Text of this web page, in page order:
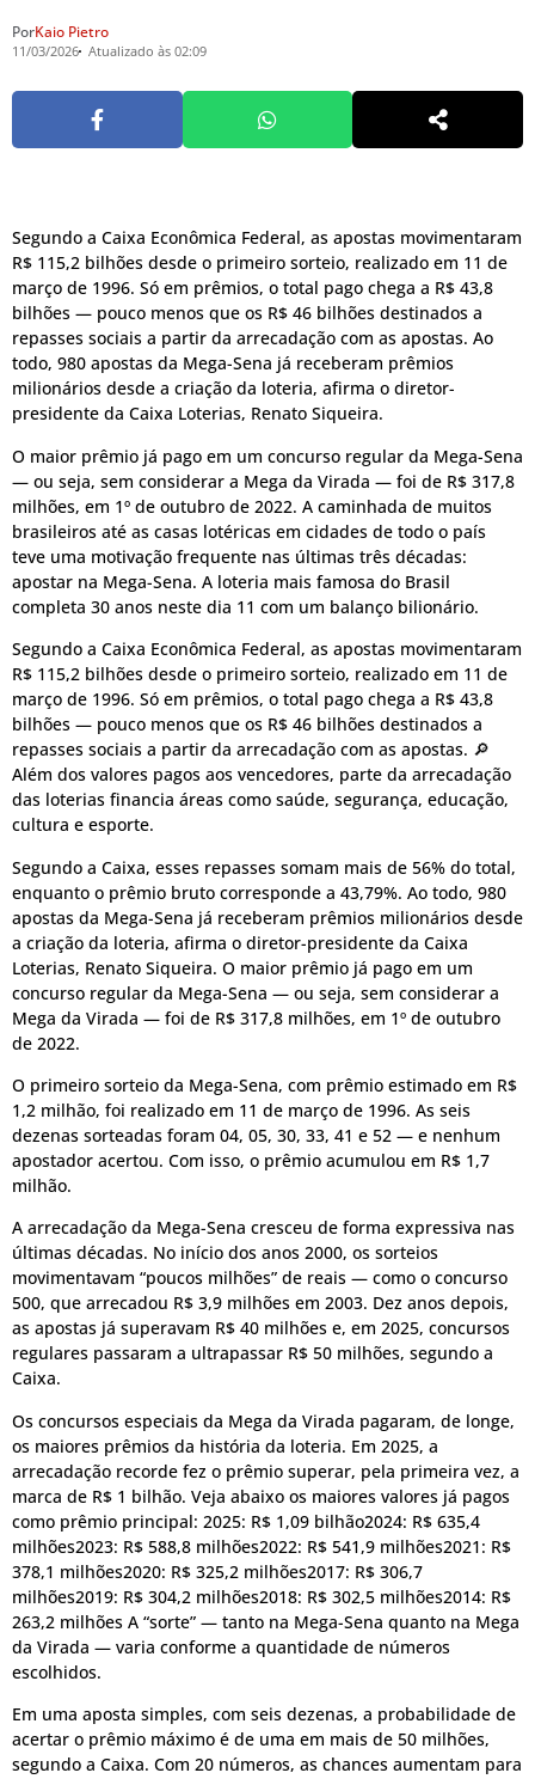
PorKaio Pietro
11/03/2026 Atualizado às 02:09
Segundo a Caixa Econômica Federal, as apostas movimentaram
R$ 115,2 bilhões desde o primeiro sorteio, realizado em 11 de
março de 1996. Só em prêmios, o total pago chega a R$ 43,8
bilhões — pouco menos que os R$ 46 bilhões destinados a
repasses sociais a partir da arrecadação com as apostas. Ao
todo, 980 apostas da Mega-Sena já receberam prêmios
milionários desde a criação da loteria, afirma o diretor-
presidente da Caixa Loterias, Renato Siqueira.
O maior prêmio já pago em um concurso regular da Mega-Sena
— ou seja, sem considerar a Mega da Virada — foi de R$ 317,8
milhões, em 1º de outubro de 2022. A caminhada de muitos
brasileiros até as casas lotéricas em cidades de todo o país
teve uma motivação frequente nas últimas três décadas:
apostar na Mega-Sena. A loteria mais famosa do Brasil
completa 30 anos neste dia 11 com um balanço bilionário.
Segundo a Caixa Econômica Federal, as apostas movimentaram
R$ 115,2 bilhões desde o primeiro sorteio, realizado em 11 de
março de 1996. Só em prêmios, o total pago chega a R$ 43,8
bilhões — pouco menos que os R$ 46 bilhões destinados a
repasses sociais a partir da arrecadação com as apostas. 🔎
Além dos valores pagos aos vencedores, parte da arrecadação
das loterias financia áreas como saúde, segurança, educação,
cultura e esporte.
Segundo a Caixa, esses repasses somam mais de 56% do total,
enquanto o prêmio bruto corresponde a 43,79%. Ao todo, 980
apostas da Mega-Sena já receberam prêmios milionários desde
a criação da loteria, afirma o diretor-presidente da Caixa
Loterias, Renato Siqueira. O maior prêmio já pago em um
concurso regular da Mega-Sena — ou seja, sem considerar a
Mega da Virada — foi de R$ 317,8 milhões, em 1º de outubro
de 2022.
O primeiro sorteio da Mega-Sena, com prêmio estimado em R$
1,2 milhão, foi realizado em 11 de março de 1996. As seis
dezenas sorteadas foram 04, 05, 30, 33, 41 e 52 — e nenhum
apostador acertou. Com isso, o prêmio acumulou em R$ 1,7
milhão.
A arrecadação da Mega-Sena cresceu de forma expressiva nas
últimas décadas. No início dos anos 2000, os sorteios
movimentavam “poucos milhões” de reais — como o concurso
500, que arrecadou R$ 3,9 milhões em 2003. Dez anos depois,
as apostas já superavam R$ 40 milhões e, em 2025, concursos
regulares passaram a ultrapassar R$ 50 milhões, segundo a
Caixa.
Os concursos especiais da Mega da Virada pagaram, de longe,
os maiores prêmios da história da loteria. Em 2025, a
arrecadação recorde fez o prêmio superar, pela primeira vez, a
marca de R$ 1 bilhão. Veja abaixo os maiores valores já pagos
como prêmio principal: 2025: R$ 1,09 bilhão2024: R$ 635,4
milhões2023: R$ 588,8 milhões2022: R$ 541,9 milhões2021: R$
378,1 milhões2020: R$ 325,2 milhões2017: R$ 306,7
milhões2019: R$ 304,2 milhões2018: R$ 302,5 milhões2014: R$
263,2 milhões A “sorte” — tanto na Mega-Sena quanto na Mega
da Virada — varia conforme a quantidade de números
escolhidos.
Em uma aposta simples, com seis dezenas, a probabilidade de
acertar o prêmio máximo é de uma em mais de 50 milhões,
segundo a Caixa. Com 20 números, as chances aumentam para